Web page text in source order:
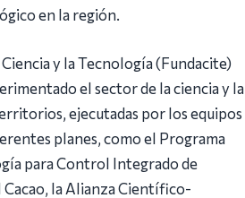
en la región.
y la Tecnología (Fundacite)
el sector de la ciencia y la
ejecutadas por los equipos
planes, como el Programa
para Control Integrado de
la Alianza Científico-